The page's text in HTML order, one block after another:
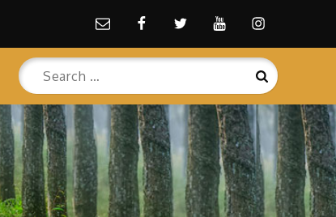
Email facebookTwitterYoutubeInstagram
Search
for:
Search